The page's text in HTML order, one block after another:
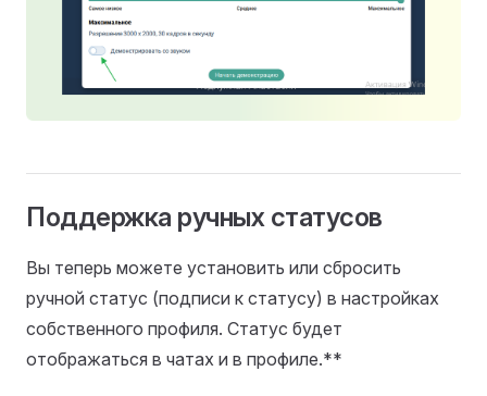
Поддержка ручных статусов
Вы теперь можете установить или сбросить
ручной статус (подписи к статусу) в настройках
собственного профиля. Статус будет
отображаться в чатах и в профиле.**